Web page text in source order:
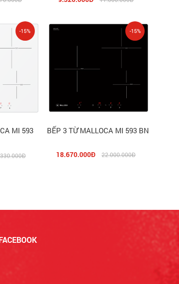
MI 593
-15%
BẾP 3 TỪ MALLOCA MI 593 BN
18.670.000Đ 22.000.000Đ
-15%